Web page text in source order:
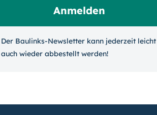
Der Baulinks-Newsletter kann jeder­zeit leicht
auch wieder ab­bestellt werden!